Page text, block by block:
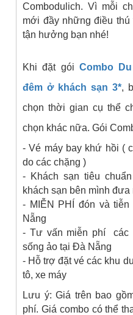
Combodulich. Vì mỗi
mới đầy những điều
tận hưởng bạn nhé!
Khi đặt gói Combo
đêm ở khách sạn 3*,
chọn thời gian cụ thể
chọn khác nữa. Gói
- Vé máy bay khứ hồi (
do các chặng )
- Khách sạn tiêu
khách sạn bên mình đưa
- MIỄN PHÍ đón và
Nẵng
- Tư vấn miễn phí các
sống ảo tại Đà Nẵng
- Hỗ trợ đặt vé các khu
tô, xe máy
Lưu ý: Giá trên bao
phí. Giá combo có thể